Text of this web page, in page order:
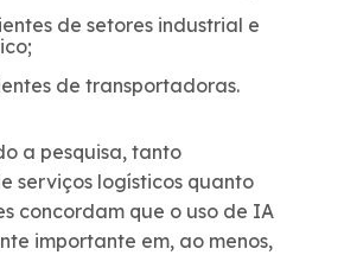
de setores industrial e
de transportadoras.
a pesquisa, tanto
serviços logísticos quanto
concordam que o uso de IA
importante em, ao menos,